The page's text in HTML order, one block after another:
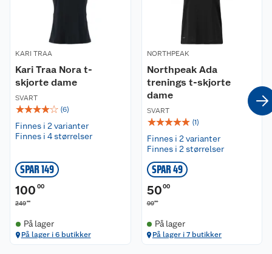
KARI TRAA
Kari Traa Nora t-
skjorte dame
SVART
☆☆☆☆☆ (6)
Finnes i 2 varianter
Finnes i 4 størrelser
SPAR 149
100 00
24900
På lager
På lager i 6 butikker
NORTHPEAK
Northpeak Ada
trenings t-skjorte
dame
SVART
☆☆☆☆☆ (1)
Finnes i 2 varianter
Finnes i 2 størrelser
SPAR 49
50 00
9900
På lager
På lager i 7 butikker
Nyheter
Våre butikker
Våre merkevarer
Coop kjeder
Bærekraft
Kontakt oss
Angre- og returrett
Reklamasjon og garanti
Ofte stilte spørsmål
Betalingsalternativer
Pakkesporing
Kjøpsvilkår
Coop medlem
Klikk og hent
Festdrakter til hele familien
Hagemøbler og utemøbler